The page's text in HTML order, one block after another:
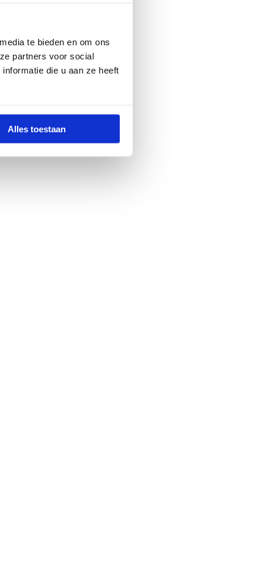
te bieden en om ons
partners voor social
die u aan ze heeft
Alles toestaan